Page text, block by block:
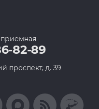
82-89
проспект, д. 39